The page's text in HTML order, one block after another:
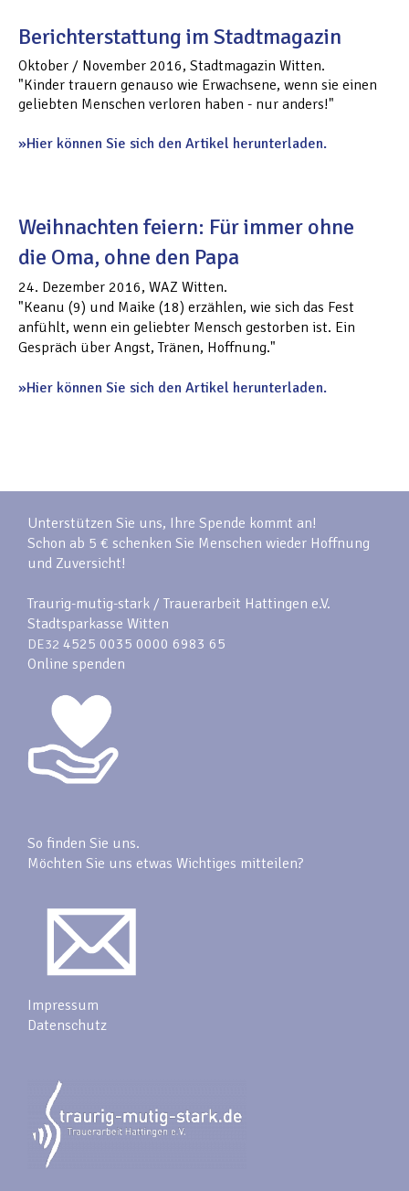
Berichterstattung im Stadtmagazin
Oktober / November 2016, Stadtmagazin Witten.
"Kinder trauern genauso wie Erwachsene, wenn sie einen
geliebten Menschen verloren haben - nur anders!"
Hier können Sie sich den Artikel herunterladen.
Weihnachten feiern: Für immer ohne
die Oma, ohne den Papa
24. Dezember 2016, WAZ Witten.
"Keanu (9) und Maike (18) erzählen, wie sich das Fest
anfühlt, wenn ein geliebter Mensch gestorben ist. Ein
Gespräch über Angst, Tränen, Hoffnung."
Hier können Sie sich den Artikel herunterladen.
Unterstützen Sie uns, Ihre Spende kommt an!
Schon ab 5 € schenken Sie Menschen wieder Hoffnung
und Zuversicht!
Traurig-mutig-stark / Trauerarbeit Hattingen e.V.
Stadtsparkasse Witten
DE32 4525 0035 0000 6983 65
Online spenden
So finden Sie uns.
Möchten Sie uns etwas Wichtiges mitteilen?
Impressum
Datenschutz